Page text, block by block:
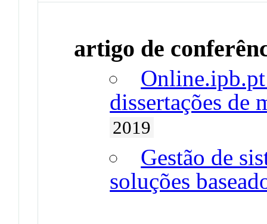
artigo de
dissertações de
2019
Gestão de
soluções